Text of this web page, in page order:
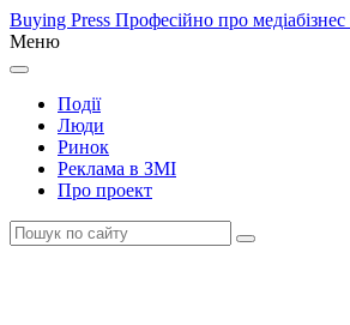
Buying Press Професійно про
Меню
Події
Люди
Ринок
Реклама в ЗМІ
Про проект